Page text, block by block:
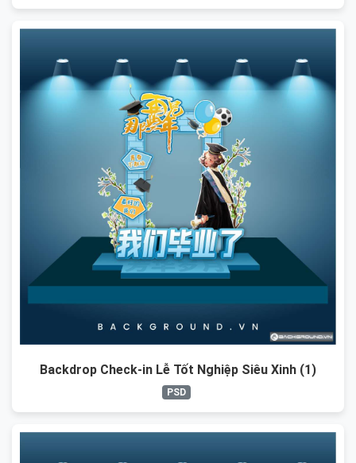
Backdrop Check-in Lễ Tốt Nghiệp Siêu Xinh (1)
PSD